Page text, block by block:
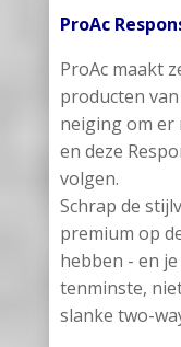
ProAc
ProAc maakt
producten
neiging om er
en deze
volgen.
Schrap de
premium op
hebben - en
tenminste,
slanke two-